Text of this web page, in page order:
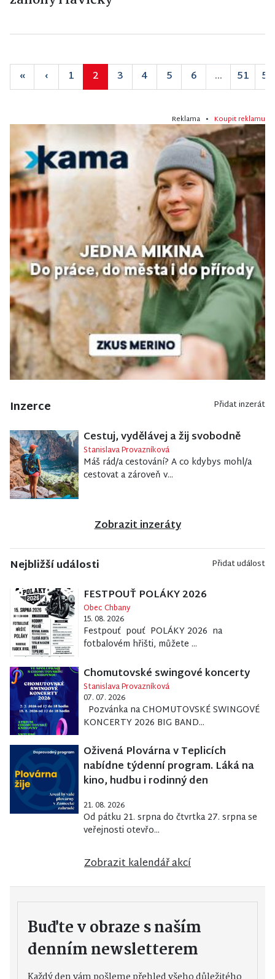
« ‹ 1 2 3 4 5 6 ... 51 52
Reklama • Koupit reklamu
Inzerce Přidat inzerát
Cestuj, vydělávej a žij svobodně
Stanislava Provazníková
Máš rád/a cestování? A co kdybys mohl/a
cestovat a zároveň v...
Zobrazit inzeráty
Nejbližší události Přidat událost
FESTPOUŤ POLÁKY 2026
Obec Chbany
15. 08. 2026
Festpouť pouť POLÁKY 2026 na
fotbalovém hřišti, můžete ...
Chomutovské swingové koncerty
Stanislava Provazníková
07. 07. 2026
Pozvánka na CHOMUTOVSKÉ SWINGOVÉ
KONCERTY 2026 BIG BAND...
Oživená Plovárna v Teplicích
nabídne týdenní program. Láká na
kino, hudbu i rodinný den
21. 08. 2026
Od pátku 21. srpna do čtvrtka 27. srpna se
veřejnosti otevřo...
Zobrazit kalendář akcí
Buďte v obraze s naším
denním newsletterem